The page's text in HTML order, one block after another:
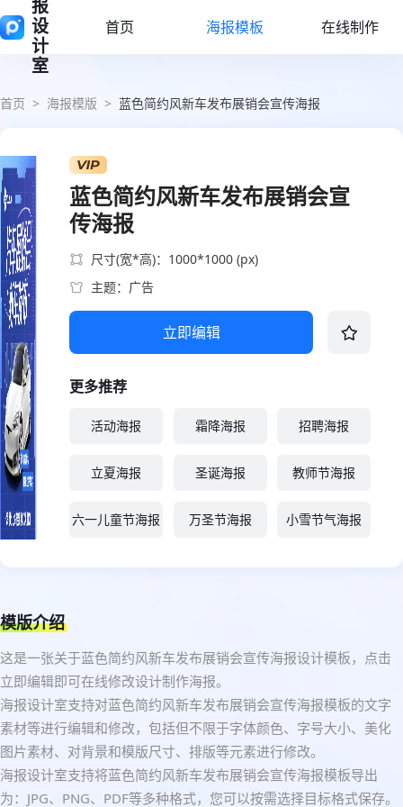
报
设
计
室
首页 海报模板 在线制作
首页 > 海报模版 > 蓝色简约风新车发布展销会宣传海报
蓝色简约风新车发布展销会宣
传海报
尺寸(宽*高)：1000*1000 (px)
主题：广告
立即编辑
更多推荐
活动海报 霜降海报 招聘海报
立夏海报 圣诞海报 教师节海报
六一儿童节海报 万圣节海报 小雪节气海报
模版介绍
这是一张关于蓝色简约风新车发布展销会宣传海报设计模板，点击
立即编辑即可在线修改设计制作海报。
海报设计室支持对蓝色简约风新车发布展销会宣传海报模板的文字
素材等进行编辑和修改，包括但不限于字体颜色、字号大小、美化
图片素材、对背景和模版尺寸、排版等元素进行修改。
海报设计室支持将蓝色简约风新车发布展销会宣传海报模板导出
为：JPG、PNG、PDF等多种格式，您可以按需选择目标格式保存。